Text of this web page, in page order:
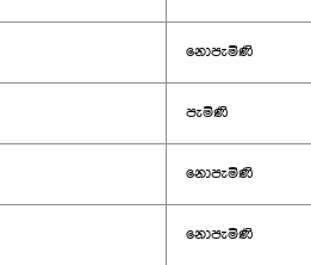
නොපැමිණි
පැමිණි
නොපැමිණි
නොපැමිණි